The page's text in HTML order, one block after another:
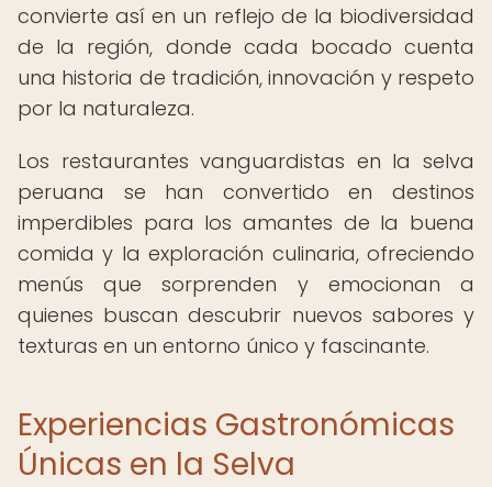
convierte así en un reflejo de la biodiversidad
de la región, donde cada bocado cuenta
una historia de tradición, innovación y respeto
por la naturaleza.
Los restaurantes vanguardistas en la selva
peruana se han convertido en destinos
imperdibles para los amantes de la buena
comida y la exploración culinaria, ofreciendo
menús que sorprenden y emocionan a
quienes buscan descubrir nuevos sabores y
texturas en un entorno único y fascinante.
Experiencias Gastronómicas
Únicas en la Selva